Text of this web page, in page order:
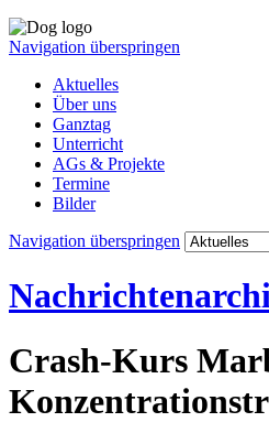
Navigation überspringen
Aktuelles
Über uns
Ganztag
Unterricht
AGs & Projekte
Termine
Bilder
Navigation überspringen
Crash-Kurs